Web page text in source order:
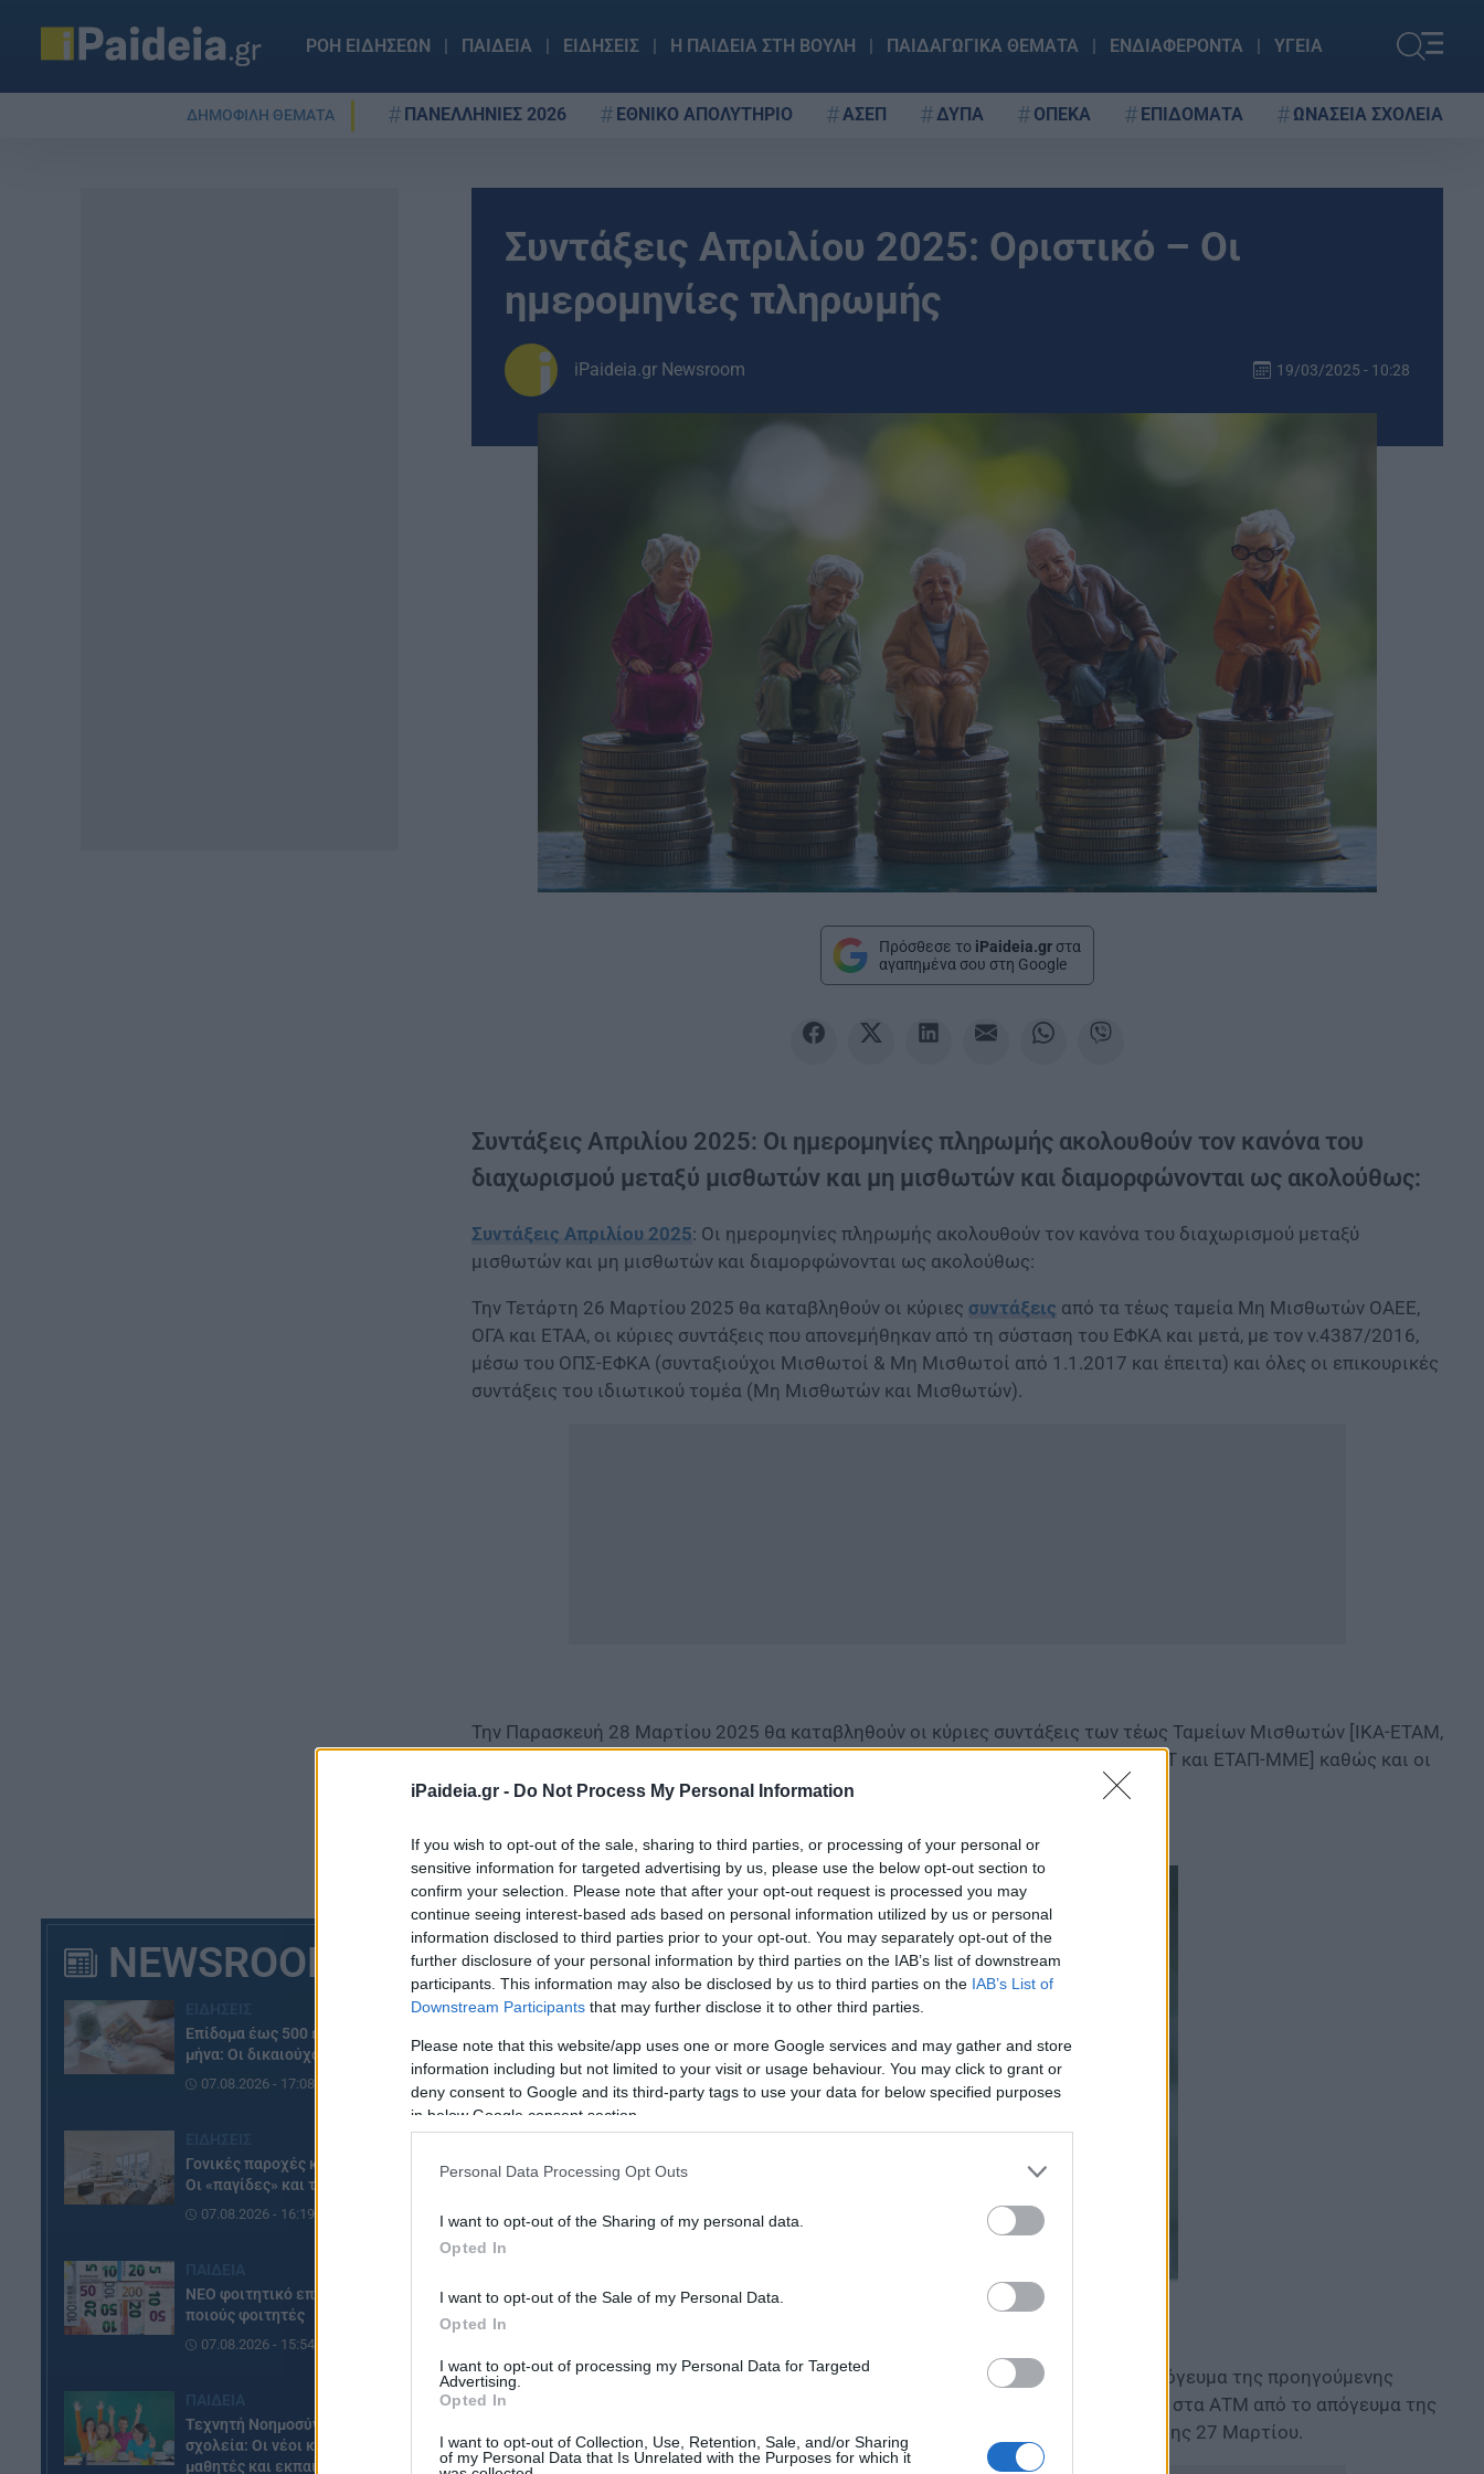
iPaideia.gr - Do Not Process My Personal Information
If you wish to opt-out of the sale, sharing to third parties, or processing of your personal or
sensitive information for targeted advertising by us, please use the below opt-out section to
confirm your selection. Please note that after your opt-out request is processed you may
continue seeing interest-based ads based on personal information utilized by us or personal
information disclosed to third parties prior to your opt-out. You may separately opt-out of the
further disclosure of your personal information by third parties on the IAB’s list of downstream
participants. This information may also be disclosed by us to third parties on the IAB’s List of
Downstream Participants that may further disclose it to other third parties.
Please note that this website/app uses one or more Google services and may gather and store
information including but not limited to your visit or usage behaviour. You may click to grant or
deny consent to Google and its third-party tags to use your data for below specified purposes
in below Google consent section.
Personal Data Processing Opt Outs
I want to opt-out of the Sharing of my personal data.
Opted In
I want to opt-out of the Sale of my Personal Data.
Opted In
I want to opt-out of processing my Personal Data for Targeted
Advertising.
Opted In
I want to opt-out of Collection, Use, Retention, Sale, and/or Sharing
of my Personal Data that Is Unrelated with the Purposes for which it
ΡΟΗ ΕΙΔΗΣΕΩΝ ΠΑΙΔΕΙΑ ΕΙΔΗΣΕΙΣ Η ΠΑΙΔΕΙΑ ΣΤΗ ΒΟΥΛΗ ΠΑΙΔΑΓΩΓΙΚΑ ΘΕΜΑΤΑ ΕΝΔΙΑΦΕΡΟΝΤΑ ΥΓΕΙΑ
ΔΗΜΟΦΙΛΗ ΘΕΜΑΤΑ ΠΑΝΕΛΛΗΝΙΕΣ 2026 ΕΘΝΙΚΟ ΑΠΟΛΥΤΗΡΙΟ ΑΣΕΠ ΔΥΠΑ ΟΠΕΚΑ ΕΠΙΔΟΜΑΤΑ ΩΝΑΣΕΙΑ ΣΧΟΛΕΙΑ
NEWSROOM
Επίδομα έως 500 ευρώ τον
μήνα: Οι δικαιούχοι
07.08.2026 - 17:08
Γονικές παροχές και δωρεές:
Οι «παγίδες» και τα λάθη
07.08.2026 - 16:19
ΝΕΟ φοιτητικό επίδομα: Για
ποιούς φοιτητές
07.08.2026 - 15:54
Τεχνητή Νοημοσύνη στα
σχολεία: Οι νέοι κανόνες για
μαθητές και εκπαιδευτικούς –
Συντάξεις Απριλίου 2025: Οριστικό – Οι
ημερομηνίες πληρωμής
iPaideia.gr Newsroom 19/03/2025 - 10:28
Πρόσθεσε το iPaideia.gr στα
αγαπημένα σου στη Google
Συντάξεις Απριλίου 2025: Οι ημερομηνίες πληρωμής ακολουθούν τον κανόνα του
διαχωρισμού μεταξύ μισθωτών και μη μισθωτών και διαμορφώνονται ως ακολούθως:
Συντάξεις Απριλίου 2025: Οι ημερομηνίες πληρωμής ακολουθούν τον κανόνα του διαχωρισμού μεταξύ
μισθωτών και μη μισθωτών και διαμορφώνονται ως ακολούθως:
Την Τετάρτη 26 Μαρτίου 2025 θα καταβληθούν οι κύριες συντάξεις από τα τέως ταμεία Μη Μισθωτών ΟΑΕΕ,
ΟΓΑ και ΕΤΑΑ, οι κύριες συντάξεις που απονεμήθηκαν από τη σύσταση του ΕΦΚΑ και μετά, με τον ν.4387/2016,
μέσω του ΟΠΣ-ΕΦΚΑ (συνταξιούχοι Μισθωτοί & Μη Μισθωτοί από 1.1.2017 και έπειτα) και όλες οι επικουρικές
συντάξεις του ιδιωτικού τομέα (Μη Μισθωτών και Μισθωτών).
Την Παρασκευή 28 Μαρτίου 2025 θα καταβληθούν οι κύριες συντάξεις των τέως Ταμείων Μισθωτών [ΙΚΑ-ΕΤΑΜ,
τραπεζών, ΟΤΕ, ΔΕΗ, ΛΟΙΠΩΝ ΕΝΤΑΣΣΟΜΕΝΩΝ (ΤΣΕΑΠΓΣΟ, ΤΣΠ-ΗΣΑΠ), ΝΑΤ, ΕΤΑΤ και ΕΤΑΠ-ΜΜΕ] καθώς και οι
κύριες και οι επικουρικές συντάξεις του Δημοσίου.
Ωστόσο τα ποσά πιστώνονται στους λογαριασμούς των συνταξιούχων από το απόγευμα της προηγούμενης
εργάσιμης άρα η πρώτη πληρωμή για τις συντάξεις Απριλίου θα είναι διαθέσιμη στα ΑΤΜ από το απόγευμα της
Δευτέρας 24 Μαρτίου, ενώ η δεύτερη και τελευταία από το απόγευμα της Πέμπτης 27 Μαρτίου.